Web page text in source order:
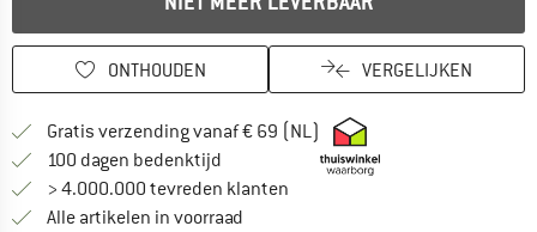
ONTHOUDEN VERGELIJKEN
Gratis verzending vanaf € 69 (NL) Vind hier de
100 dagen bedenktijd Vind de betalingsinformatie hier!
> 4.000.000 tevreden klanten
Alle artikelen in voorraad